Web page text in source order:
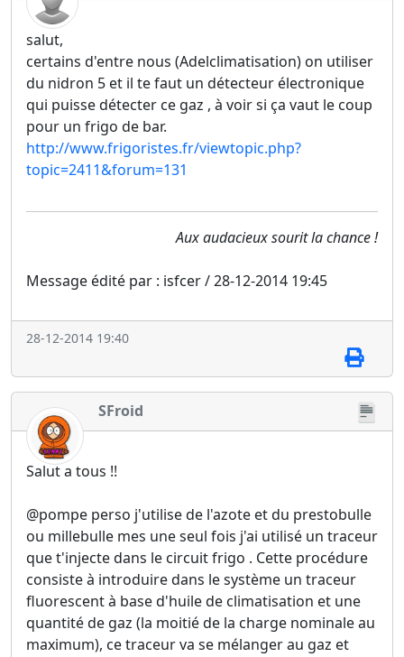
salut,
certains d'entre nous (Adelclimatisation) on utiliser
du nidron 5 et il te faut un détecteur électronique
qui puisse détecter ce gaz , à voir si ça vaut le coup
pour un frigo de bar.
http://www.frigoristes.fr/viewtopic.php?
topic=2411&forum=131
Aux audacieux sourit la chance !
Message édité par : isfcer / 28-12-2014 19:45
28-12-2014 19:40
SFroid
Salut a tous !!
@pompe perso j'utilise de l'azote et du prestobulle
ou millebulle mes une seul fois j'ai utilisé un traceur
que t'injecte dans le circuit frigo . Cette procédure
consiste à introduire dans le système un traceur
fluorescent à base d'huile de climatisation et une
quantité de gaz (la moitié de la charge nominale au
maximum), ce traceur va se mélanger au gaz et